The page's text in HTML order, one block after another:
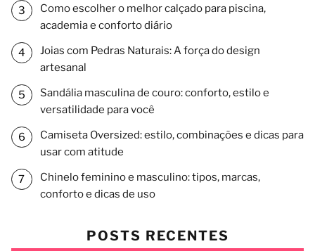
Como escolher o melhor calçado para piscina,
academia e conforto diário
Joias com Pedras Naturais: A força do design
artesanal
Sandália masculina de couro: conforto, estilo e
versatilidade para você
Camiseta Oversized: estilo, combinações e dicas para
usar com atitude
Chinelo feminino e masculino: tipos, marcas,
conforto e dicas de uso
POSTS RECENTES